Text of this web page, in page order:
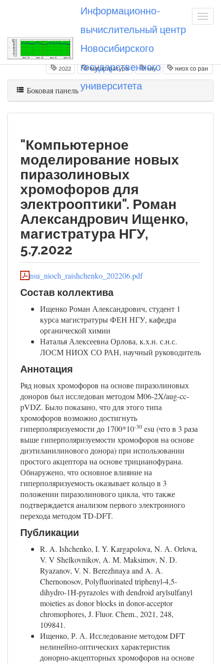
Информационно-
вычислительный центр
Новосибирского
государственного
университета
Вы посетили 20220705_raishchenko
2022 магистратура нгу ниох со ран
Боковая панель
"Компьютерное
моделирование новых
пиразолиновых
хромофоров для
электрооптики". Роман
Александрович Ищенко,
магистратура НГУ,
5.7.2022
nsu_nioch_raishchenko_202206.pdf
Состав коллектива
Ищенко Роман Александрович, студент 1
курса магистратуры ФЕН НГУ, кафедра
органической химии
Наталья Алексеевна Орлова, к.х.н. с.н.с.
ЛОСМ НИОХ СО РАН, научный руководитель
Аннотация
Ряд новых хромофоров на основе пиразолиновых
доноров был исследован методом M06-2X/aug-cc-
pVDZ. Было показано, что для этого типа
хромофоров возможно достигнуть
гиперполяризуемости до 1700*10-30 esu (что в 3 раза
выше гиперполяризуемости хромофоров на основе
диэтиланилинового донора) при использовании
простого акцептора на основе трицианофурана.
Обнаружено, что основное влияние на
гиперполяризуемость оказывает кольцо в 3
положении пиразолинового цикла, что также
подтверждается анализом первого электронного
перехода методом TD-DFT.
Публикации
R. A. Ishchenko, I. Y. Kargapolova, N. А. Orlova,
V. V Shelkovnikov, A. М. Maksimov, N. D.
Ryazanov, V. N. Berezhnaya and A. А.
Chernonosov, Polyfluorinated triphenyl-4,5-
dihydro-1H-pyrazoles with dendroid arylsulfanyl
moieties as donor blocks in donor-acceptor
chromophores, J. Fluor. Chem., 2021, 248,
109841.
Ищенко, Р. А. Исследование методом DFT
нелинейно-оптических характеристик
донорно-акцепторных хромофоров на основе